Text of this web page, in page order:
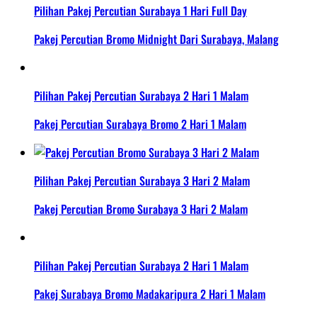
Pilihan Pakej Percutian Surabaya 1 Hari Full Day
Pakej Percutian Bromo Midnight Dari Surabaya, Malang
Pilihan Pakej Percutian Surabaya 2 Hari 1 Malam
Pakej Percutian Surabaya Bromo 2 Hari 1 Malam
Pilihan Pakej Percutian Surabaya 3 Hari 2 Malam
Pakej Percutian Bromo Surabaya 3 Hari 2 Malam
Pilihan Pakej Percutian Surabaya 2 Hari 1 Malam
Pakej Surabaya Bromo Madakaripura 2 Hari 1 Malam